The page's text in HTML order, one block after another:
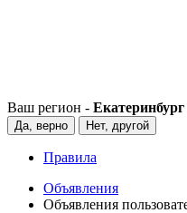
Ваш регион - Екатеринбург
Да, верно Нет, другой
Правила
Объявления
Объявления